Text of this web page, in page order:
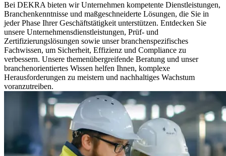
Bei DEKRA bieten wir Unternehmen kompetente Dienstleistungen,
Branchenkenntnisse und maßgeschneiderte Lösungen, die Sie in
jeder Phase Ihrer Geschäftstätigkeit unterstützen. Entdecken Sie
unsere Unternehmensdienstleistungen, Prüf- und
Zertifizierungslösungen sowie unser branchenspezifisches
Fachwissen, um Sicherheit, Effizienz und Compliance zu
verbessern. Unsere themenübergreifende Beratung und unser
branchenorientiertes Wissen helfen Ihnen, komplexe
Herausforderungen zu meistern und nachhaltiges Wachstum
voranzutreiben.